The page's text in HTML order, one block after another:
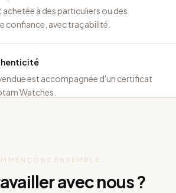
achetée à des particuliers ou des
confiance, avec traçabilité.
est accompagnée d'un certificat
Watches.
ENSEMBLE
avec nous ?